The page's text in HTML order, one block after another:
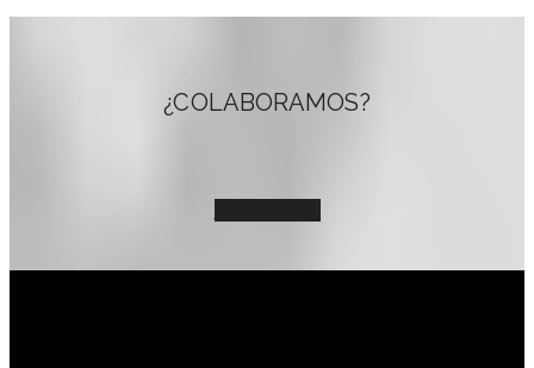
¿COLABORAMOS?